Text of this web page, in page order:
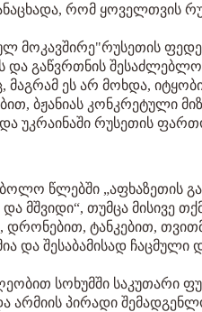
რომ ყოველთვის
მოკავშირე"რუსეთის
და გაწვრთნის
ეს არ მოხდა,
ბჟანიას კონკრეტული
უკრაინაში რუსეთის
ბოლო წლებში
თუმცა მისივე
დრონებით, ტანკებით,
და შესაბამისად ჩაცმული
სოხუმში საკუთარი
არმიის პირადი